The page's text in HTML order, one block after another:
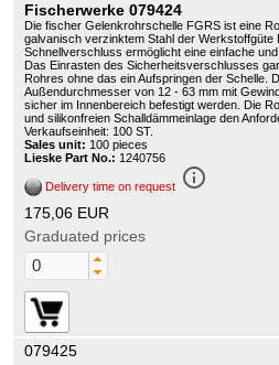
Fischerwerke 079424
Die fischer Gelenkrohrschelle FGRS ist eine
galvanisch verzinktem Stahl der Werkstoffgüte
Schnellverschluss ermöglicht eine einfache
Das Einrasten des Sicherheitsverschlusses
Rohres ohne das ein Aufspringen der Schelle.
Außendurchmesser von 12 - 63 mm mit
sicher im Innenbereich befestigt werden. Die
und silikonfreien Schalldämmeinlage den
Verkaufseinheit: 100 ST.
Sales unit: 100 pieces
Lieske Part No.: 1240756
Delivery time on request info_outline
175,06 EUR
Graduated prices
079425